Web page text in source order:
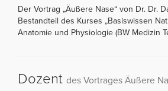
Der Vortrag „Äußere Nase“ von Dr. Dr.
Bestandteil des Kurses „Basiswissen
Anatomie und Physiologie (BW Medizin
Dozent des Vortrages Äußere